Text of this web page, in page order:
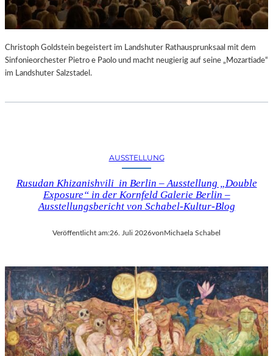
Christoph Goldstein begeistert im Landshuter Rathausprunksaal mit dem
Sinfonieorchester Pietro e Paolo und macht neugierig auf seine „Mozartiade“
im Landshuter Salzstadel.
AUSSTELLUNG
Rusudan Khizanishvili in Berlin – Ausstellung „Double
Exposure“ in der Kornfeld Galerie Berlin –
Ausstellungsbericht von Schabel-Kultur-Blog
Veröffentlicht am:26. Juli 2026von Michaela Schabel